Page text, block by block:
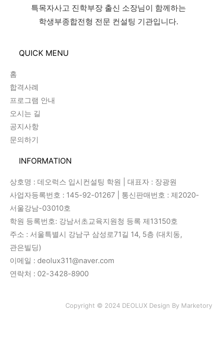
특목자사고 진학부장 출신 소장님이 함께하는
학생부종합전형 전문 컨설팅 기관입니다.
QUICK MENU
홈
합격사례
프로그램 안내
오시는 길
공지사항
문의하기
INFORMATION
상호명 : 데오럭스 입시컨설팅 학원 | 대표자 : 장광원
사업자등록번호 : 145-92-01267 | 통신판매번호 : 제2020-
서울강남-03010호
학원 등록번호: 강남서초교육지원청 등록 제13150호
주소 : 서울특별시 강남구 삼성로71길 14, 5층 (대치동,
관은빌딩)
이메일 : deolux311@naver.com
연락처 : 02-3428-8900
Copyright © 2024 DEOLUX Design By Marketory